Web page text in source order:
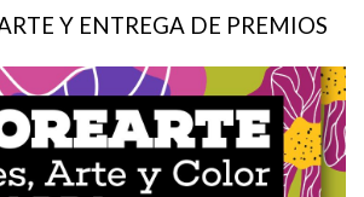
Y ENTREGA DE PREMIOS